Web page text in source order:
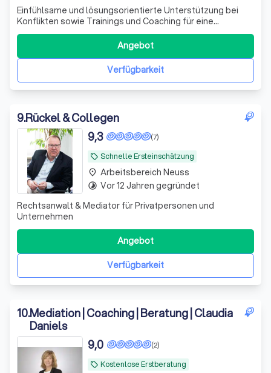
Einfühlsame und lösungsorientierte Unterstützung bei
Konflikten sowie Trainings und Coaching für eine
persönliche Weiterentwicklung, wertschätzende
Kommunikation und nachhaltige Lösungen.
Verfügbarkeit
Angebot
9.Rückel & Collegen
local_offer Schnelle Ersteinschätzung
(7)
9,3
Rechtsanwalt & Mediator für Privatpersonen und
Unternehmen
Verfügbarkeit
Angebot
place Arbeitsbereich Neuss
timelapse Vor 12 Jahren gegründet
10.Mediation | Coaching | Beratung | Claudia
Daniels
local_offer Kostenlose Erstberatung
(2)
9,0